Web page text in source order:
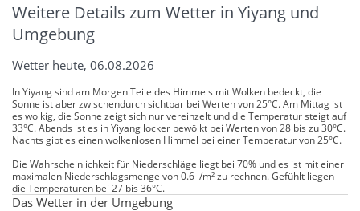
Weitere Details zum Wetter in Yiyang und
Umgebung
Wetter heute, 06.08.2026
In Yiyang sind am Morgen Teile des Himmels mit Wolken bedeckt, die
Sonne ist aber zwischendurch sichtbar bei Werten von 25°C. Am Mittag ist
es wolkig, die Sonne zeigt sich nur vereinzelt und die Temperatur steigt auf
33°C. Abends ist es in Yiyang locker bewölkt bei Werten von 28 bis zu 30°C.
Nachts gibt es einen wolkenlosen Himmel bei einer Temperatur von 25°C.
Die Wahrscheinlichkeit für Niederschläge liegt bei 70% und es ist mit einer
maximalen Niederschlagsmenge von 0.6 l/m² zu rechnen. Gefühlt liegen
die Temperaturen bei 27 bis 36°C.
Das Wetter in der Umgebung